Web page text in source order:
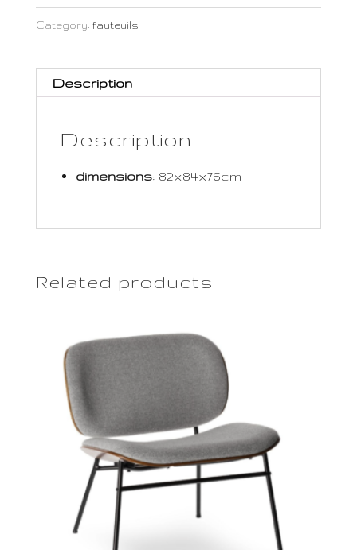
Category: fauteuils
Description
Description
dimensions: 82x84x76cm
Related products